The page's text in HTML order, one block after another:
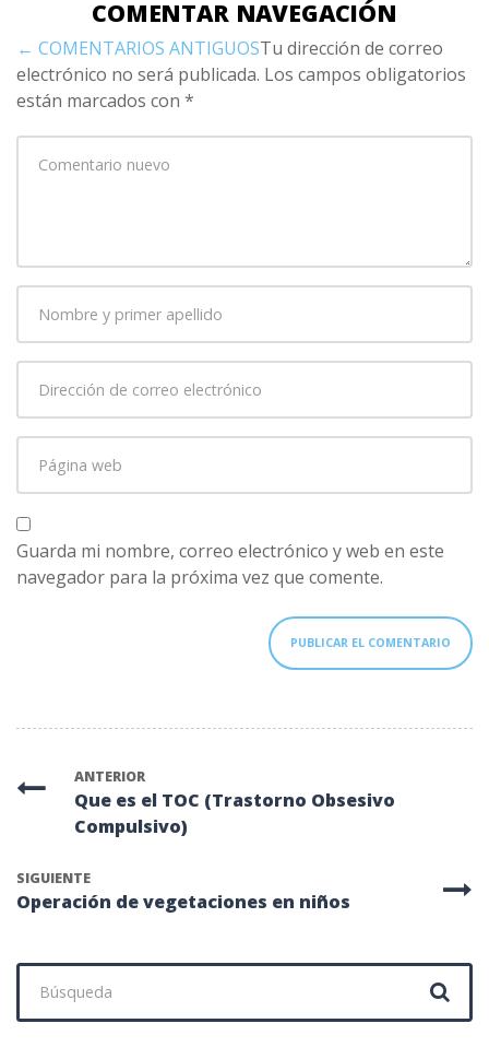
COMENTAR NAVEGACIÓN
← COMENTARIOS ANTIGUOSTu dirección de correo
electrónico no será publicada. Los campos obligatorios
están marcados con *
comentario*
primer
correo
web
Guarda mi nombre, correo electrónico y web en este
navegador para la próxima vez que comente.
ANTERIOR
Que es el TOC (Trastorno Obsesivo
Compulsivo)
SIGUIENTE
Operación de vegetaciones en niños